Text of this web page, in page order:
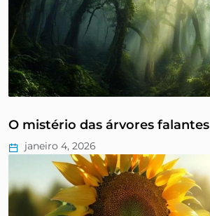
O mistério das árvores falantes
janeiro 4, 2026